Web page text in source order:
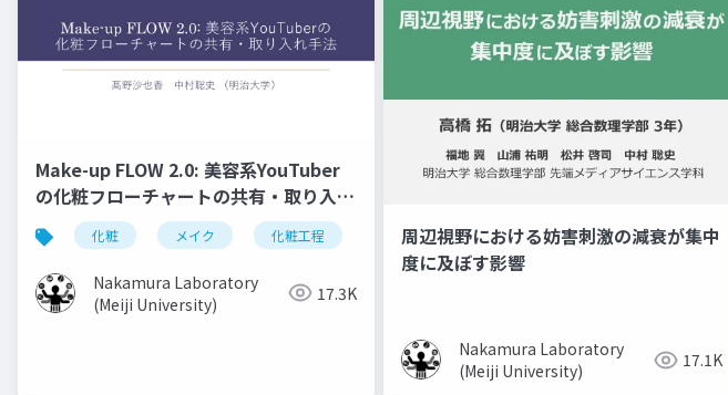
Make-up FLOW 2.0: 美容系YouTuber
の化粧フローチャートの共有・取り入れ
手法
化粧 メイク 化粧工程 フローチャート 美容系youtuber 取り入れ
Nakamura Laboratory
(Meiji University)
17.3K
周辺視野における妨害刺激の減衰が集中
度に及ぼす影響
Nakamura Laboratory
(Meiji University)
17.1K